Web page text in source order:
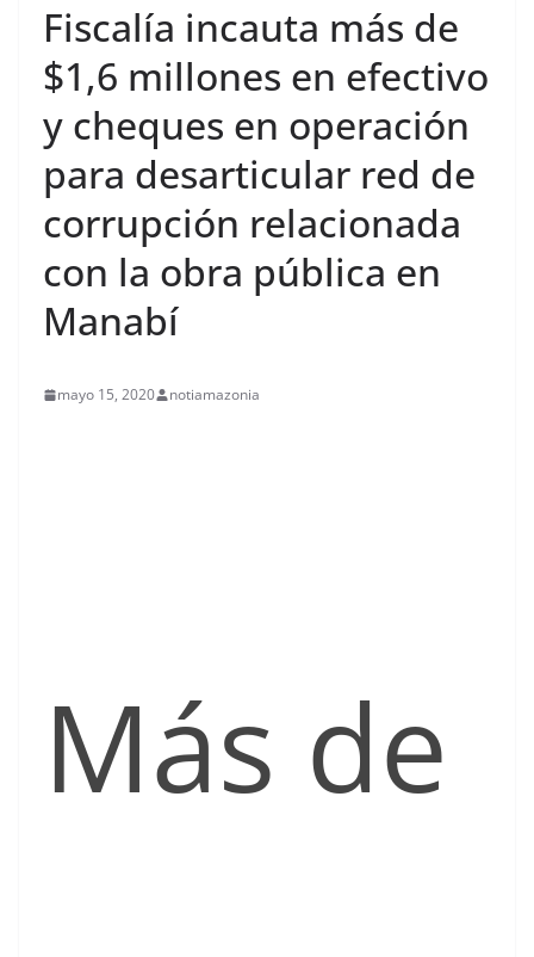
Fiscalía incauta más de
$1,6 millones en efectivo
y cheques en operación
para desarticular red de
corrupción relacionada
con la obra pública en
Manabí
mayo 15, 2020 notiamazonia
Más de